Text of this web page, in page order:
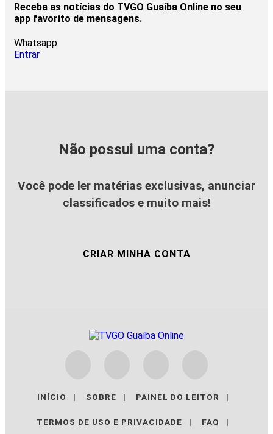
Receba as notícias do TVGO Guaíba Online no seu
app favorito de mensagens.
Whatsapp
Entrar
Não possui uma conta?
Você pode ler matérias exclusivas, anunciar
classificados e muito mais!
CRIAR MINHA CONTA
INÍCIO | SOBRE | PAINEL DO LEITOR |
TERMOS DE USO E PRIVACIDADE | FAQ |